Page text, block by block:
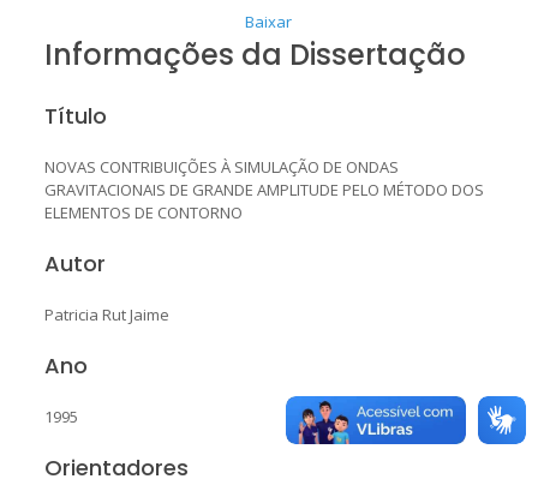
Baixar
Informações da Dissertação
Título
NOVAS CONTRIBUIÇÕES À SIMULAÇÃO DE ONDAS
GRAVITACIONAIS DE GRANDE AMPLITUDE PELO MÉTODO DOS
ELEMENTOS DE CONTORNO
Autor
Patricia Rut Jaime
Ano
1995
Orientadores